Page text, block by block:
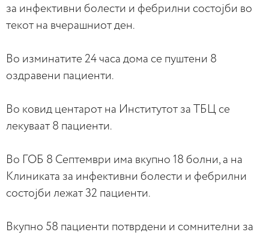
за инфективни болести и фебрилни состојби во
текот на вчерашниот ден.
Во изминатите 24 часа дома се пуштени 8
оздравени пациенти.
Во ковид центарот на Институтот за ТБЦ се
лекуваат 8 пациенти.
Во ГОБ 8 Септември има вкупно 18 болни, а на
Клиниката за инфективни болести и фебрилни
состојби лежат 32 пациенти.
Вкупно 58 пациенти потврдени и сомнителни за